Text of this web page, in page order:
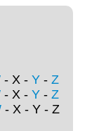
- X - Y - Z
- X - Y - Z
- X - Y - Z